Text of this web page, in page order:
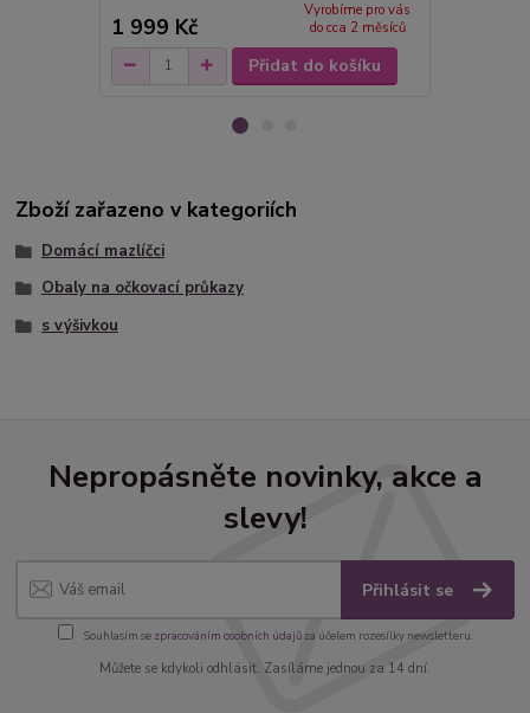
1 999 Kč
Vyrobíme pro vás
do cca 2 měsíců
Přidat do košíku
Zboží zařazeno v kategoriích
Domácí mazlíčci
Obaly na očkovací průkazy
s výšivkou
Nepropásněte novinky, akce a
slevy!
Přihlásit se
Souhlasím se zpracováním osobních údajůza účelem rozesílky newsletteru.
Můžete se kdykoli odhlásit. Zasíláme jednou za 14 dní.